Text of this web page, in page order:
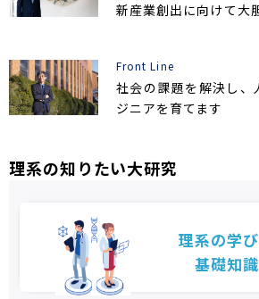
新産業創出に向けて大
Front Line
社会の課題を解決し、
ジニアを育てます
理系の知りたい大研究
理系の学
基礎知識